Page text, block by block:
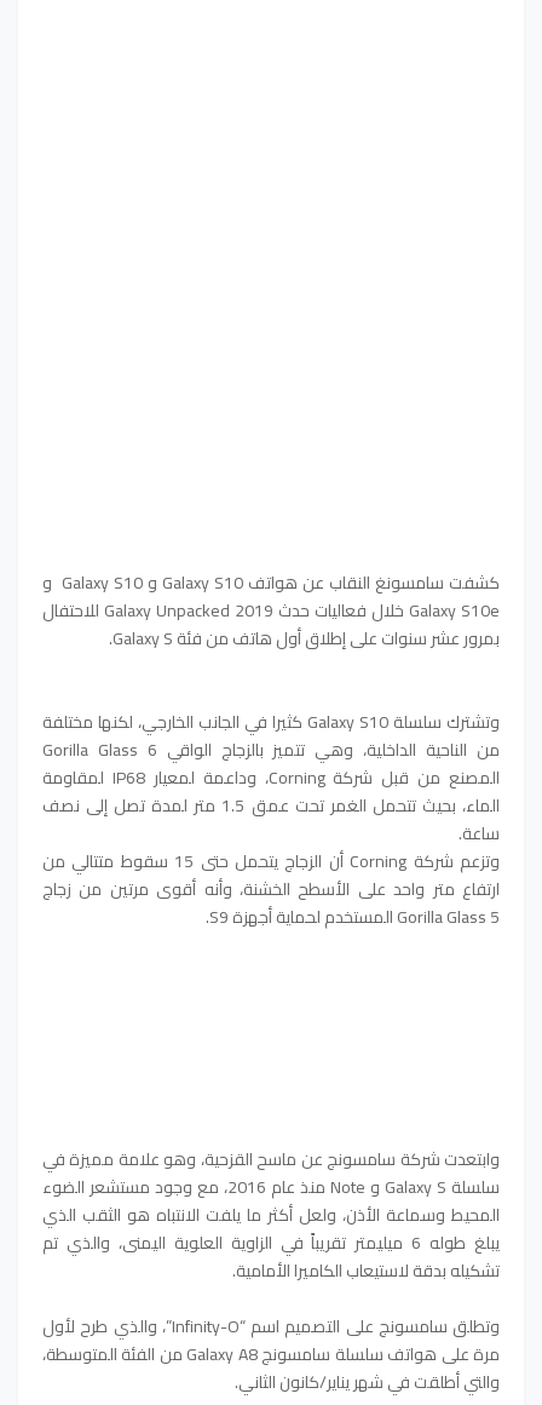
كشفت سامسونغ النقاب عن هواتف Galaxy S10 و Galaxy S10 و
Galaxy S10e خلال فعاليات حدث Galaxy Unpacked 2019 للاحتفال
بمرور عشر سنوات على إطلاق أول هاتف من فئة Galaxy S.
وتشترك سلسلة Galaxy S10 كثيرا في الجانب الخارجي، لكنها مختلفة
من الناحية الداخلية، وهي تتميز بالزجاج الواقي Gorilla Glass 6
المصنع من قبل شركة Corning، وداعمة لمعيار IP68 لمقاومة
الماء، بحيث تتحمل الغمر تحت عمق 1.5 متر لمدة تصل إلى نصف
ساعة.
وتزعم شركة Corning أن الزجاج يتحمل حتى 15 سقوط متتالي من
ارتفاع متر واحد على الأسطح الخشنة، وأنه أقوى مرتين من زجاج
Gorilla Glass 5 المستخدم لحماية أجهزة S9.
وابتعدت شركة سامسونج عن ماسح القزحية، وهو علامة مميزة في
سلسلة Galaxy S و Note منذ عام 2016، مع وجود مستشعر الضوء
المحيط وسماعة الأذن، ولعل أكثر ما يلفت الانتباه هو الثقب الذي
يبلغ طوله 6 ميليمتر تقريباً في الزاوية العلوية اليمنى، والذي تم
تشكيله بدقة لاستيعاب الكاميرا الأمامية.
وتطلق سامسونج على التصميم اسم “Infinity-O”، والذي طرح لأول
مرة على هواتف سلسلة سامسونج Galaxy A8 من الفئة المتوسطة،
والتي أطلقت في شهر يناير/كانون الثاني.